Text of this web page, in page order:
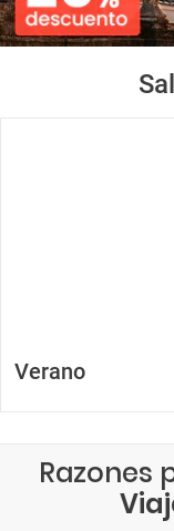
Verano
Razones